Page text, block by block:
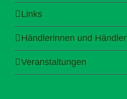
Links
Händlerinnen und Händler
Veranstaltungen